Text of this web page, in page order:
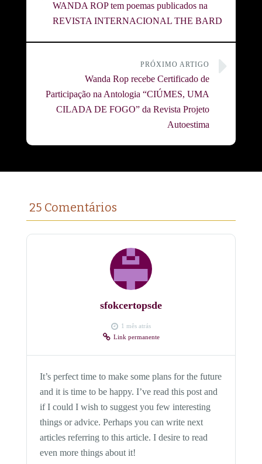
WANDA ROP tem poemas publicados na
REVISTA INTERNACIONAL THE BARD
PRÓXIMO ARTIGO
Wanda Rop recebe Certificado de
Participação na Antologia “CIÚMES, UMA
CILADA DE FOGO” da Revista Projeto
Autoestima
25 Comentários
sfokcertopsde
1 mês atrás
Link permanente
It’s perfect time to make some plans for the future
and it is time to be happy. I’ve read this post and
if I could I wish to suggest you few interesting
things or advice. Perhaps you can write next
articles referring to this article. I desire to read
even more things about it!